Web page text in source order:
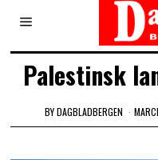
Palestinsk
BYDAGBLADBERGEN